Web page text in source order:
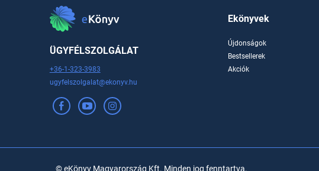
ÜGYFÉLSZOLGÁLAT
+36-1-323-3983
ugyfelszolgalat@ekonyv.hu
Ekönyvek
Újdonságok
Bestsellerek
Akciók
© eKönyv Magyarország Kft. Minden jog fenntartva.